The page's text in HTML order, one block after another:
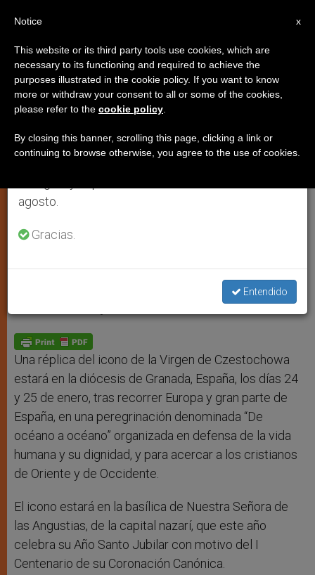
España: La Virgen de
Czestochowa, de peregrinación
en Granada
Los días 24 y 25 de enero en la basílica
W
s
p
p
M
e
g
e
r
F
b
o
k
T
t
S
e
Una réplica del icono de la Virgen de Czestochowa
estará en la diócesis de Granada, España, los días 24
y 25 de enero, tras recorrer Europa y gran parte de
España, en una peregrinación denominada “De
océano a océano” organizada en defensa de la vida
humana y su dignidad, y para acercar a los cristianos
de Oriente y de Occidente.
El icono estará en la basílica de Nuestra Señora de
las Angustias, de la capital nazarí, que este año
celebra su Año Santo Jubilar con motivo del I
Centenario de su Coronación Canónica.
×
Aviso importante
Del 27 de julio al 7 de agosto haremos la pausa
anual, aprovechando que en el periodo de verano
se generan menos informaciones y también el
agosto.
Gracias.
Entendido
x
Notice
This website or its third party tools use cookies, which are
necessary to its functioning and required to achieve the
purposes illustrated in the cookie policy. If you want to know
more or withdraw your consent to all or some of the cookies,
please refer to the cookie policy
By closing this banner, scrolling this page, clicking a link or
continuing to browse otherwise, you agree to the use of cookies.